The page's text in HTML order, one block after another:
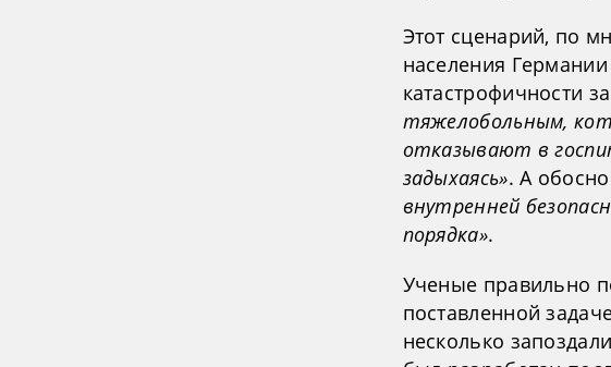
Этот сценарий, по
населения
катастрофичности
тяжелобольным,
отказывают в
задыхаясь». А
внутренней
порядка».
Ученые правильно
поставленной
несколько